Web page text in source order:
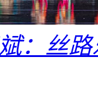
：丝